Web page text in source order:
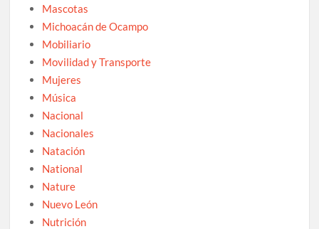
Mascotas
Michoacán de Ocampo
Mobiliario
Movilidad y Transporte
Mujeres
Música
Nacional
Nacionales
Natación
National
Nature
Nuevo León
Nutrición